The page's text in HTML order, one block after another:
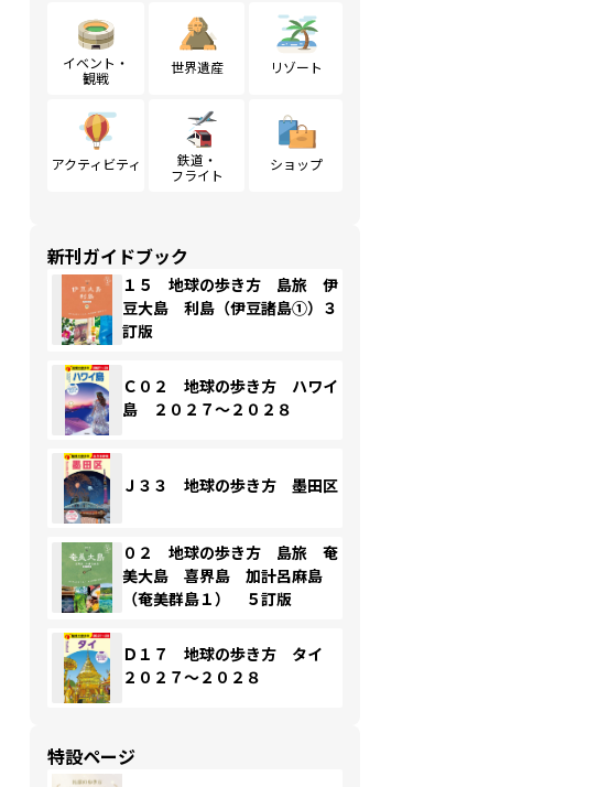
イベント・
観戦
世界遺産 リゾート
アクティビティ
鉄道・
フライト
ショップ
新刊ガイドブック
１５ 地球の歩き方 島旅 伊
豆大島 利島（伊豆諸島①）３
訂版
Ｃ０２ 地球の歩き方 ハワイ
島 ２０２７～２０２８
Ｊ３３ 地球の歩き方 墨田区
０２ 地球の歩き方 島旅 奄
美大島 喜界島 加計呂麻島
（奄美群島１） ５訂版
Ｄ１７ 地球の歩き方 タイ
２０２７～２０２８
特設ページ